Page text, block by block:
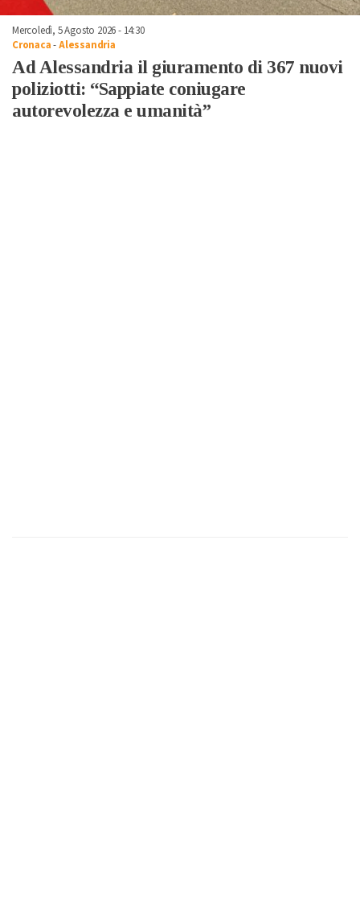
Mercoledì, 5 Agosto 2026 - 14:30
Cronaca-Alessandria
Ad Alessandria il giuramento di 367 nuovi
poliziotti: “Sappiate coniugare
autorevolezza e umanità”